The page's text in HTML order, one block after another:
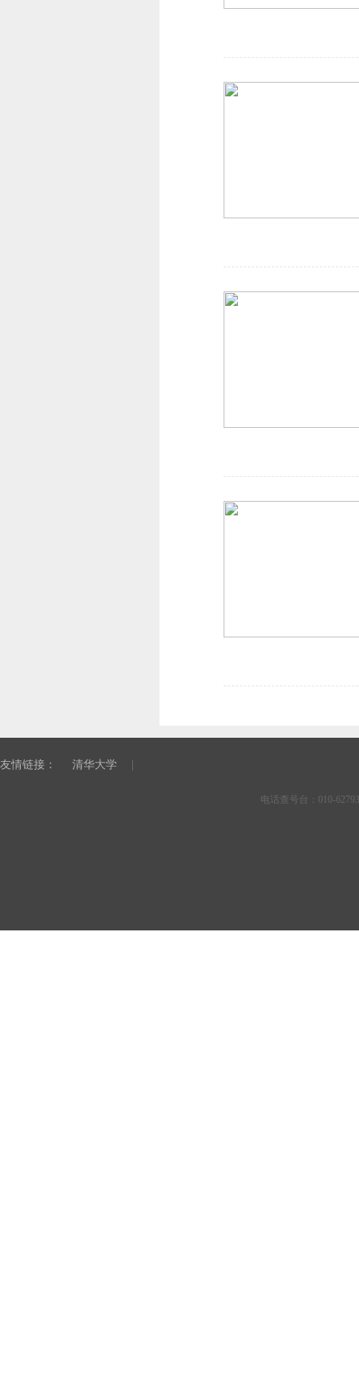
友情链接： 清华大学
电话查号台：010-